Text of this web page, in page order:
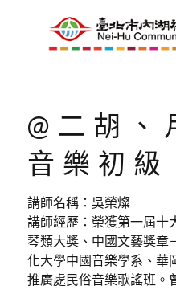
@二胡、
音樂初級
講師名稱：吳榮燦
講師經歷：榮獲第一屆十
琴類大獎、中國文藝獎章
化大學中國音樂學系、華
推廣處民俗音樂歌謠班。